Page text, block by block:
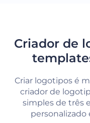
Criador de
Criar logotipos é
criador de
simples de três
personalizado